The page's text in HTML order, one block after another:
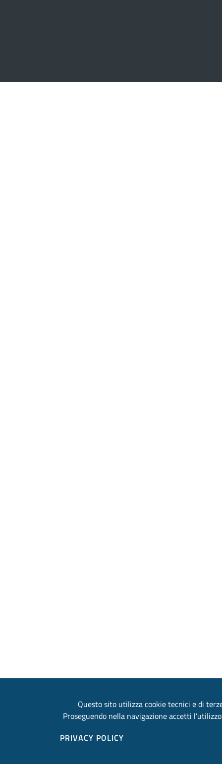
Questo sito utilizza cookie tecnici e di
Proseguendo nella navigazione accetti
PRIVACY POLICY